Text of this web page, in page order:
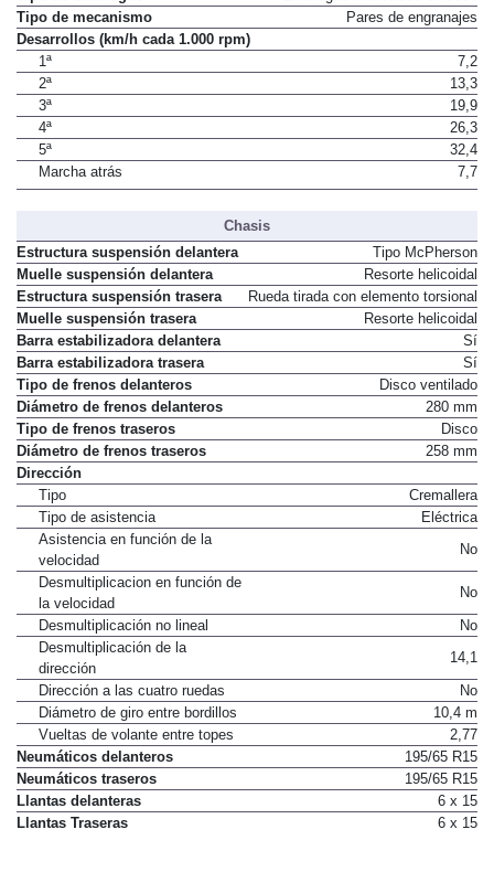
Tipo de mecanismo
Pares de engranajes
Desarrollos (km/h cada 1.000 rpm)
1ª
7,2
2ª
13,3
3ª
19,9
4ª
26,3
5ª
32,4
Marcha atrás
7,7
Chasis
Estructura suspensión delantera
Tipo McPherson
Muelle suspensión delantera
Resorte helicoidal
Estructura suspensión trasera
Rueda tirada con elemento torsional
Muelle suspensión trasera
Resorte helicoidal
Barra estabilizadora delantera
Sí
Barra estabilizadora trasera
Sí
Tipo de frenos delanteros
Disco ventilado
Diámetro de frenos delanteros
280 mm
Tipo de frenos traseros
Disco
Diámetro de frenos traseros
258 mm
Dirección
Tipo
Cremallera
Tipo de asistencia
Eléctrica
Asistencia en función de la
velocidad
No
Desmultiplicacion en función de
la velocidad
No
Desmultiplicación no lineal
No
Desmultiplicación de la
dirección
14,1
Dirección a las cuatro ruedas
No
Diámetro de giro entre bordillos
10,4 m
Vueltas de volante entre topes
2,77
Neumáticos delanteros
195/65 R15
Neumáticos traseros
195/65 R15
Llantas delanteras
6 x 15
Llantas Traseras
6 x 15